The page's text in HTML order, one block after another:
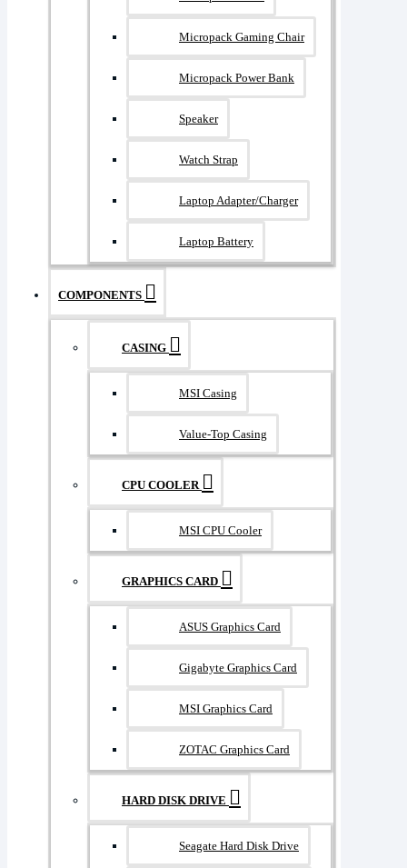
Micropack Gaming Chair
Micropack Power Bank
Speaker
Watch Strap
Laptop Adapter/Charger
Laptop Battery
COMPONENTS
CASING
MSI Casing
Value-Top Casing
CPU COOLER
MSI CPU Cooler
GRAPHICS CARD
ASUS Graphics Card
Gigabyte Graphics Card
MSI Graphics Card
ZOTAC Graphics Card
HARD DISK DRIVE
Seagate Hard Disk Drive